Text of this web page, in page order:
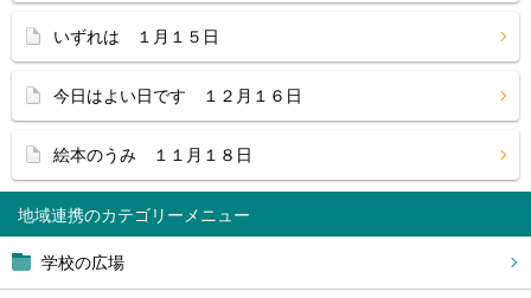
地域連携
学校の広場
いずれは １月１５日
今日はよい日です １２月１６日
絵本のうみ １１月１８日